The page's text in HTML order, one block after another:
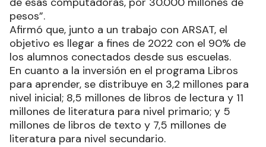
pesos”.
Afirmó que, junto a un trabajo con ARSAT, el
objetivo es llegar a fines de 2022 con el 90% de
los alumnos conectados desde sus escuelas.
En cuanto a la inversión en el programa Libros
para aprender, se distribuye en 3,2 millones para
nivel inicial; 8,5 millones de libros de lectura y 11
millones de literatura para nivel primario; y 5
millones de libros de texto y 7,5 millones de
literatura para nivel secundario.